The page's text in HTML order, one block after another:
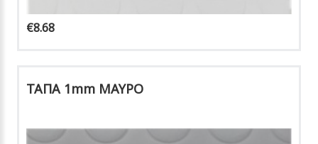
€8.68
ΤΑΠΑ 1mm ΜΑΥΡΟ